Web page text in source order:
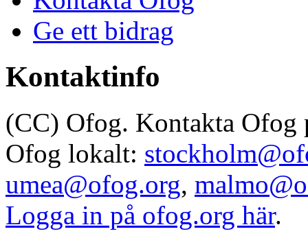
Ge ett bidrag
Kontaktinfo
(CC) Ofog. Kontakta Ofog
Ofog lokalt:
umea@ofog.org,
Logga in på ofog.org här.